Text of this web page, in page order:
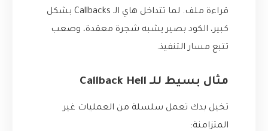
قراءة ملف. لما تتداخل هاي الـ Callbacks بشكل
كبير، الكود بصير يشبه شجرة معقدة، وصعب
تتبع مسار التنفيذ.
مثال بسيط للـ Callback Hell
تخيل بدك تعمل سلسلة من العمليات غير
المتزامنة: